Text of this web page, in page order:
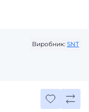
Виробник: SNT